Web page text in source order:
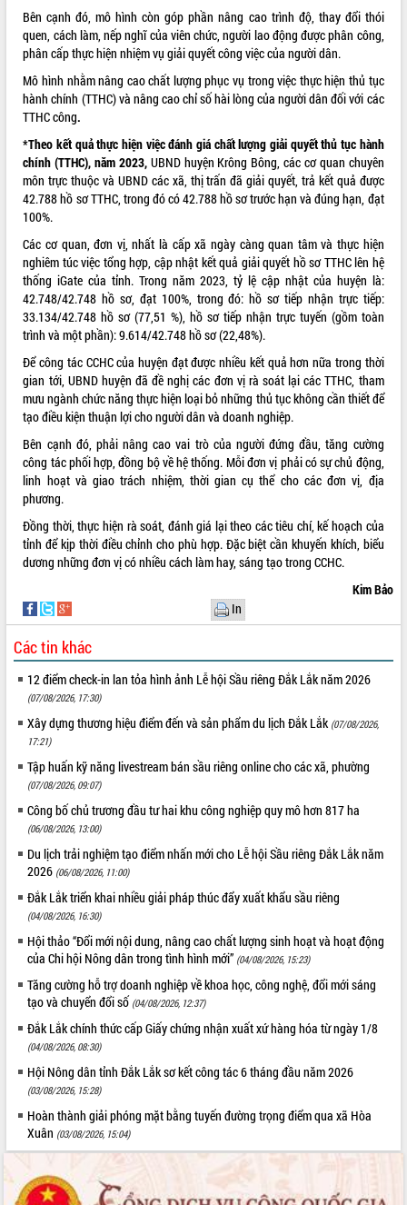
LIÊN KẾT WEB
THỐNG KÊ TRUY CẬP
Hôm nay:
1367
Tất cả: 66046690
Bên cạnh đó, mô hình còn góp phần nâng cao trình độ, thay đổi thói
quen, cách làm, nếp nghĩ của viên chức, người lao động được phân công,
phân cấp thực hiện nhiệm vụ giải quyết công việc của người dân.
Mô hình nhằm nâng cao chất lượng phục vụ trong việc thực hiện thủ tục
hành chính (TTHC) và nâng cao chỉ số hài lòng của người dân đối với các
TTHC công.
*Theo kết quả thực hiện việc đánh giá chất lượng giải quyết thủ tục hành
chính (TTHC), năm 2023, UBND huyện Krông Bông, các cơ quan chuyên
môn trực thuộc và UBND các xã, thị trấn đã giải quyết, trả kết quả được
42.788 hồ sơ TTHC, trong đó có 42.788 hồ sơ trước hạn và đúng hạn, đạt
100%.
Các cơ quan, đơn vị, nhất là cấp xã ngày càng quan tâm và thực hiện
nghiêm túc việc tổng hợp, cập nhật kết quả giải quyết hồ sơ TTHC lên hệ
thống iGate của tỉnh. Trong năm 2023, tỷ lệ cập nhật của huyện là:
42.748/42.748 hồ sơ, đạt 100%, trong đó: hồ sơ tiếp nhận trực tiếp:
33.134/42.748 hồ sơ (77,51 %), hồ sơ tiếp nhận trực tuyến (gồm toàn
trình và một phần): 9.614/42.748 hồ sơ (22,48%).
Để công tác CCHC của huyện đạt được nhiều kết quả hơn nữa trong thời
gian tới, UBND huyện đã đề nghị các đơn vị rà soát lại các TTHC, tham
mưu ngành chức năng thực hiện loại bỏ những thủ tục không cần thiết để
tạo điều kiện thuận lợi cho người dân và doanh nghiệp.
Bên cạnh đó, phải nâng cao vai trò của người đứng đầu, tăng cường
công tác phối hợp, đồng bộ về hệ thống. Mỗi đơn vị phải có sự chủ động,
linh hoạt và giao trách nhiệm, thời gian cụ thể cho các đơn vị, địa
phương.
Đồng thời, thực hiện rà soát, đánh giá lại theo các tiêu chí, kế hoạch của
tỉnh để kịp thời điều chỉnh cho phù hợp. Đặc biệt cần khuyến khích, biểu
dương những đơn vị có nhiều cách làm hay, sáng tạo trong CCHC.
Kim Bảo
In
Các tin khác
12 điểm check-in lan tỏa hình ảnh Lễ hội Sầu riêng Đắk Lắk năm 2026
(07/08/2026, 17:30)
Xây dựng thương hiệu điểm đến và sản phẩm du lịch Đắk Lắk (07/08/2026,
17:21)
Tập huấn kỹ năng livestream bán sầu riêng online cho các xã, phường
(07/08/2026, 09:07)
Công bố chủ trương đầu tư hai khu công nghiệp quy mô hơn 817 ha
(06/08/2026, 13:00)
Du lịch trải nghiệm tạo điểm nhấn mới cho Lễ hội Sầu riêng Đắk Lắk năm
2026 (06/08/2026, 11:00)
Đắk Lắk triển khai nhiều giải pháp thúc đẩy xuất khẩu sầu riêng
(04/08/2026, 16:30)
Hội thảo “Đổi mới nội dung, nâng cao chất lượng sinh hoạt và hoạt động
của Chi hội Nông dân trong tình hình mới” (04/08/2026, 15:23)
Tăng cường hỗ trợ doanh nghiệp về khoa học, công nghệ, đổi mới sáng
tạo và chuyển đổi số (04/08/2026, 12:37)
Đắk Lắk chính thức cấp Giấy chứng nhận xuất xứ hàng hóa từ ngày 1/8
(04/08/2026, 08:30)
Hội Nông dân tỉnh Đắk Lắk sơ kết công tác 6 tháng đầu năm 2026
(03/08/2026, 15:28)
Hoàn thành giải phóng mặt bằng tuyến đường trọng điểm qua xã Hòa
Xuân (03/08/2026, 15:04)